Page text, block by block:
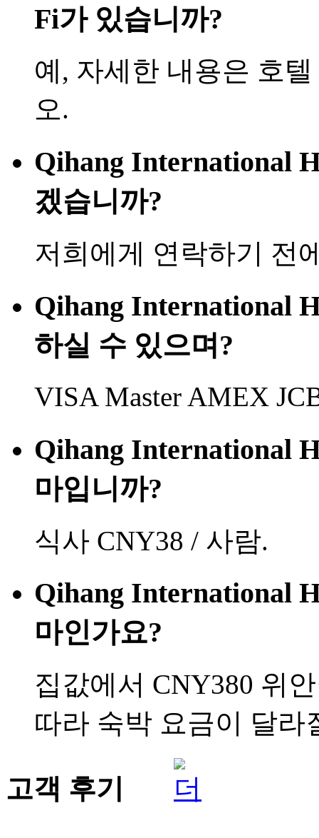
Fi가 있습니까?
예, 자세한 내용은 호
오.
Qihang International
겠습니까?
저희에게 연락하기 전
Qihang International
하실 수 있으며?
VISA Master AMEX
Qihang International
마입니까?
식사 CNY38 / 사람.
Qihang International
마인가요?
집값에서 CNY380 위
따라 숙박 요금이 달라
고객 후기